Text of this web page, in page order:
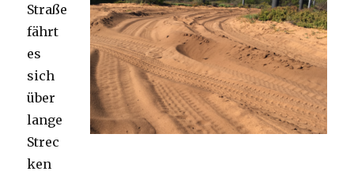
Straße
fährt
es
sich
über
lange
Strec
ken